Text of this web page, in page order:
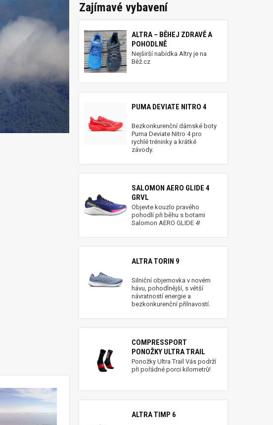
Zajímavé vybavení
ALTRA – BĚHEJ ZDRAVĚ A
POHODLNĚ
Nejširší nabídka Altry je na
Běž.cz
PUMA DEVIATE NITRO 4
Bezkonkurenční dámské boty
Puma Deviate Nitro 4 pro
rychlé tréninky a krátké
závody.
SALOMON AERO GLIDE 4
GRVL
Objevte kouzlo pravého
pohodlí při běhu s botami
Salomon AERO GLIDE 4!
ALTRA TORIN 9
Silniční objemovka v novém
hávu, pohodlnější, s větší
návratností energie a
bezkonkurenční přilnavostí.
COMPRESSPORT
PONOŽKY ULTRA TRAIL
Ponožky Ultra Trail Vás podrží
při pořádné porci kilometrů!
ALTRA TIMP 6